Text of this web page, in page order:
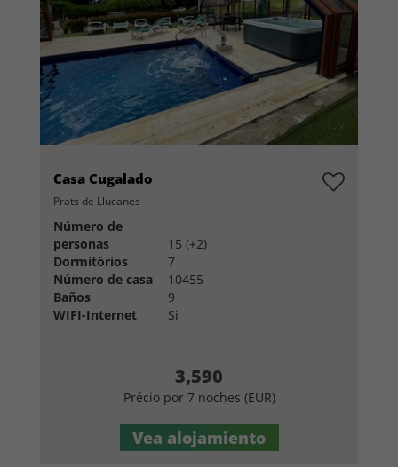
Casa Cugalado
Prats de Llucanes
Número de
personas
15 (+2)
Dormitórios
7
Número de casa
10455
Baños
9
WIFI-Internet
Si
3,590
Précio por 7 noches (EUR)
Vea alojamiento